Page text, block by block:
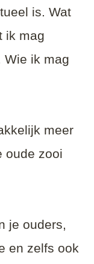
is. Wat
ik mag
Wie ik mag
meer
oude zooi
je ouders,
en zelfs ook